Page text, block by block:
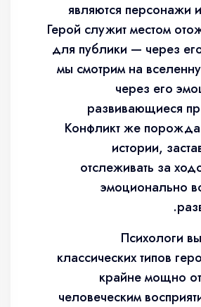
являются персонажи
Герой служит местом
для публики — через
мы смотрим на
через его
развивающиеся
Конфликт же
истории,
отслеживать за
эмоционально
Психологи
классических типов
крайне мощно
человеческим